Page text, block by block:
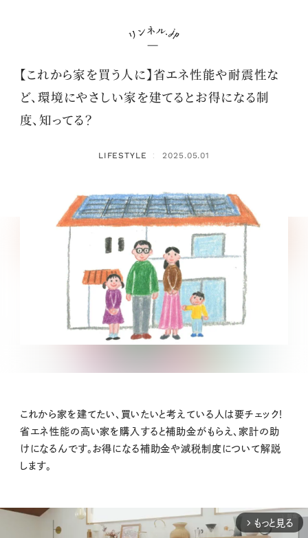
【これから家を買う人に】省エネ性能や耐震性な
ど、環境にやさしい家を建てるとお得になる制
度、知ってる？
LIFESTYLE ： 2025.05.01
これから家を建てたい、買いたいと考えている人は要チェック！
省エネ性能の高い家を購入すると補助金がもらえ、家計の助
けになるんです。お得になる補助金や減税制度について解説
します。
arrow_forward_ios もっと見る